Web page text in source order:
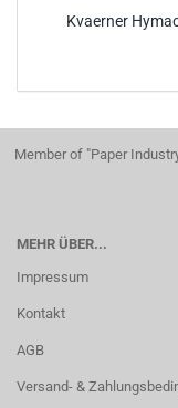
Kvaerner
Member of "Paper
MEHR ÜBER...
Impressum
Kontakt
AGB
Versand- &